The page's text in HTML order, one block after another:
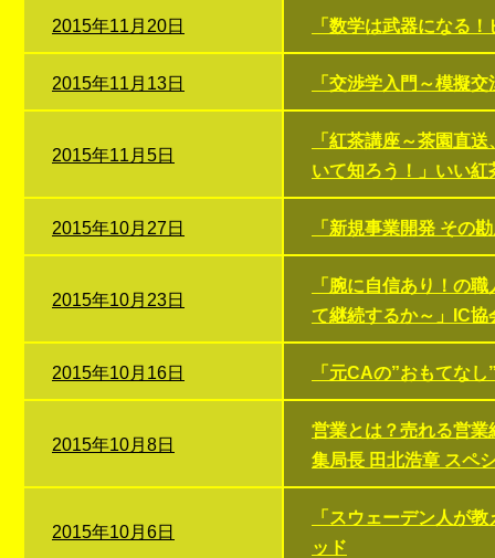
2015年11月20日 「数学は武器になる
2015年11月13日 「交渉学入門～模擬
2015年11月5日
「紅茶講座～茶園直
いて知ろう！」いい
2015年10月27日 「新規事業開発 その
2015年10月23日
「腕に自信あり！の
て継続するか～」IC
2015年10月16日 「元CAの”おもてな
2015年10月8日
営業とは？売れる営業
集局長 田北浩章 スペ
2015年10月6日
「スウェーデン人が
ッド